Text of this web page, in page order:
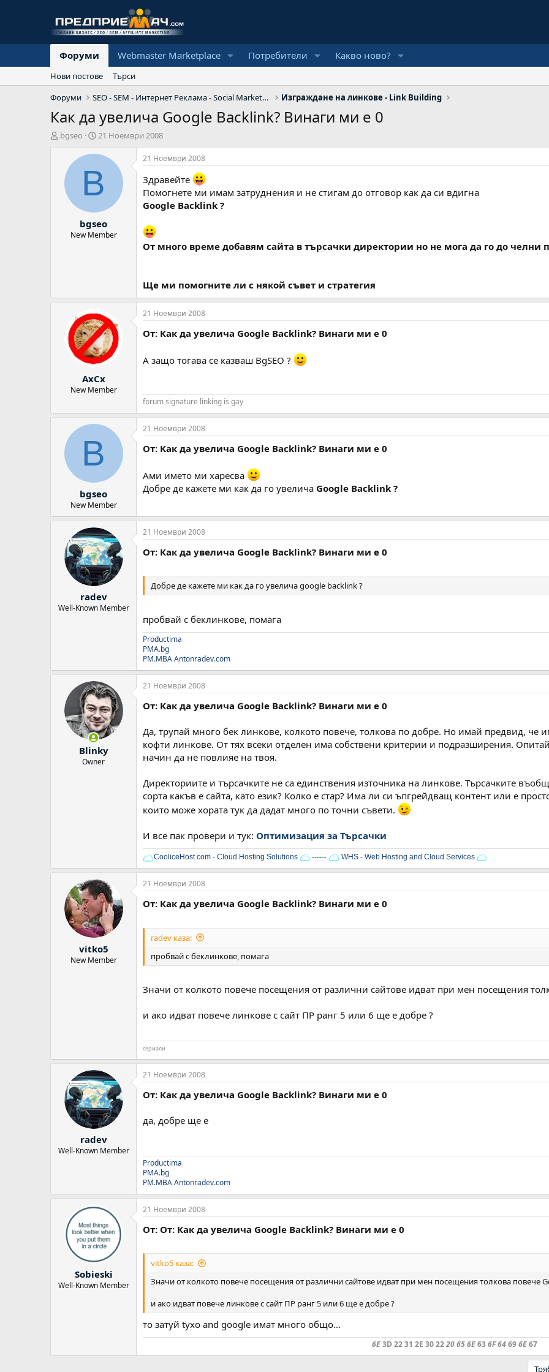
Форуми Webmaster Marketplace Потребители Какво ново?
Нови постове
Търси
Форуми
SEO - SEM - Интернет Реклама - Social Marketing Изграждане на линкове - Link Building
Как да увелича Google Backlink? Винаги ми е 0
А
bgseo
Н
ч
л
н
д
а
т
21 Ноември 2008
B
bgseo
New Member
21 Ноември 2008
Здравейте
Помогнете ми имам затруднения и не стигам до отговор как да си вдигна
Google Backlink ?
От много време добавям сайта в търсачки директории но не мога да го до челни
Ще ми помогните ли с някой съвет и стратегия
AxCx
New Member
21 Ноември 2008
От: Как да увелича Google Backlink? Винаги ми е 0
А защо тогава се казваш BgSEO ?
forum signature linking is gay
B
bgseo
New Member
21 Ноември 2008
От: Как да увелича Google Backlink? Винаги ми е 0
Ами името ми харесва
Добре де кажете ми как да го увелича Google Backlink ?
radev
Well-Known Member
21 Ноември 2008
От: Как да увелича Google Backlink? Винаги ми е 0
Добре де кажете ми как да го увелича google backlink ?
пробвай с беклинкове, помага
Productima
PMA.bg
PM.MBAAntonradev.com
Blinky
Owner
21 Ноември 2008
От: Как да увелича Google Backlink? Винаги ми е 0
Да, трупай много бек линкове, колкото повече, толкова по добре. Но имай предвид, че
кофти линкове. От тях всеки отделен има собствени критерии и подразширения.
начин да не повлияе на твоя.
Директориите и търсачките не са единствения източника на линкове. Търсачките
сорта какъв е сайта, като език? Колко е стар? Има ли си ъпгрейдващ контент или е
които може хората тук да дадат много по точни съвети.
И все пак провери и тук: Оптимизация за Търсачки
CooliceHost.com - Cloud Hosting Solutions ------ WHS - Web Hosting and Cloud Services
vitko5
New Member
21 Ноември 2008
От: Как да увелича Google Backlink? Винаги ми е 0
radev каза:
пробвай с беклинкове, помага
Значи от колкото повече посещения от различни сайтове идват при мен посещения
и ако идват повече линкове с сайт ПР ранг 5 или 6 ще е добре ?
сериали
radev
Well-Known Member
21 Ноември 2008
От: Как да увелича Google Backlink? Винаги ми е 0
да, добре ще е
Productima
PMA.bg
PM.MBAAntonradev.com
Sobieski
Well-Known Member
21 Ноември 2008
От: От: Как да увелича Google Backlink? Винаги ми е 0
vitko5 каза:
Значи от колкото повече посещения от различни сайтове идват при мен посещения толкова повече
и ако идват повече линкове с сайт ПР ранг 5 или 6 ще е добре ?
то затуй tyxo and google имат много общо...
6E3D 22 31 2E 30 2220 65 6E636F 64696E67